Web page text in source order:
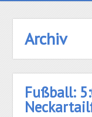
Archiv
Fußball: